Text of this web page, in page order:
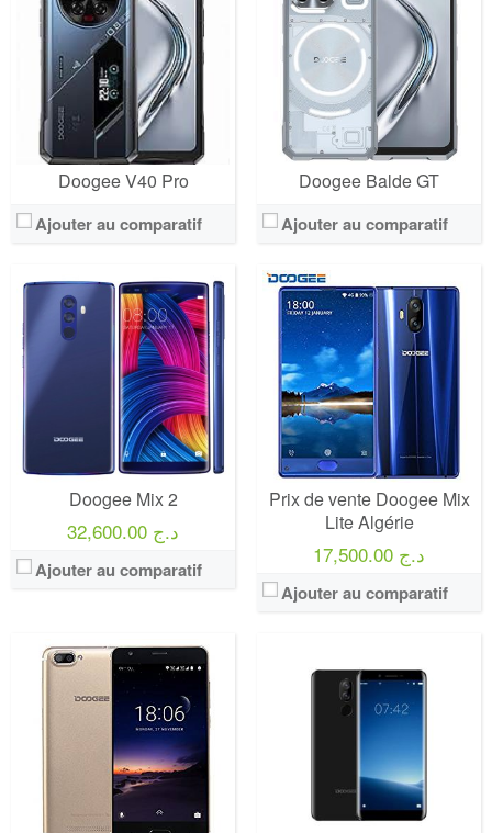
Doogee V40 Pro
Ajouter au comparatif
Doogee Balde GT
Ajouter au comparatif
Doogee Mix 2
32,600.00 د.ج
Ajouter au comparatif
Prix de vente Doogee Mix
Lite Algérie
17,500.00 د.ج
Ajouter au comparatif